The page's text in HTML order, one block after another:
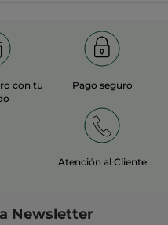
con tu
Pago seguro
Atención al Cliente
Newsletter